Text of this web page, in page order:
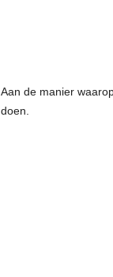
Aan de manier
doen.